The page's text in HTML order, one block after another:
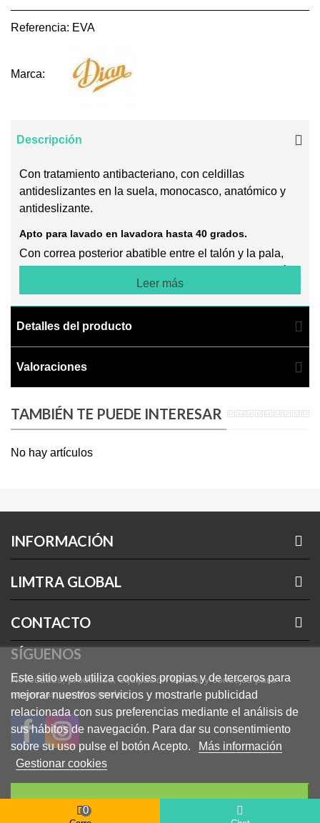
Referencia: EVA
Marca:
Descripción
Con tratamiento antibacteriano, con celdillas
antideslizantes en la suela, monocasco, anatómico y
antideslizante.
Apto para lavado en lavadora hasta 40 grados.
Con correa posterior abatible entre el talón y la pala,
la limpieza y evitar la penetración directa dentro del
zueco de líquidos.
Planta de micropuntos de masaje para estimular la
circulación sanguínea.
Nivel de protección SRC+E+OB.
Antibacterial ISO 16187
Antideslizante en baldosa y agua detergente como
lubricante + antideslizante en acero y glicerina como
lubricante.
E = absorción de energía en la zona del tacón
OB = requisitos básicos
Leer más
Detalles del producto
Valoraciones
TAMBIÉN TE PUEDE INTERESAR
No hay artículos
Este sitio web utiliza cookies propias y de terceros para
mejorar nuestros servicios y mostrarle publicidad
relacionada con sus preferencias mediante el análisis de
sus hábitos de navegación. Para dar su consentimiento
sobre su uso pulse el botón Acepto.
Más información
Gestionar cookies
ACEPTO
INFORMACIÓN
LIMTRA GLOBAL
CONTACTO
SÍGUENOS
Novedades, productos, equipación laboral y consejos para
empresas y profesionales.
0